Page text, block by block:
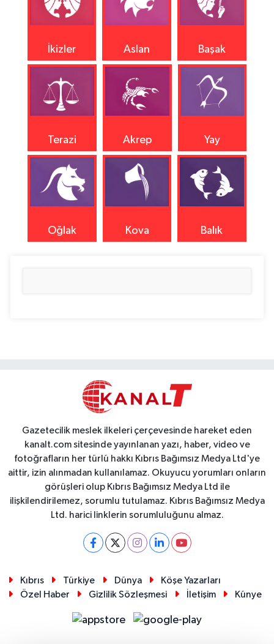
İkizler Aslan Başak
Terazi Akrep Yay
Oğlak Kova Balık
Gazetecilik meslek ilkeleri çerçevesinde hareket eden
kanalt.com sitesinde yayınlanan yazı, haber, video ve
fotoğrafların her türlü hakkı Kıbrıs Bağımsız Medya Ltd'ye
aittir, izin alınmadan kullanılamaz. Okuyucu yorumları onların
görüşleri olup Kıbrıs Bağımsız Medya Ltd ile
ilişkilendirilemez, sorumlu tutulamaz. Kıbrıs Bağımsız Medya
Ltd. harici linklerin sorumluluğunu almaz.
Kıbrıs Türkiye Dünya
Köşe Yazarları
Özel Haber
Gizlilik Sözleşmesi İletişim Künye